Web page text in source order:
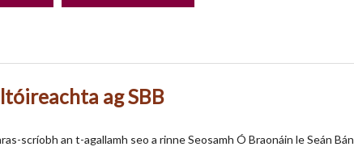
ag SBB
scríobh an t-agallamh seo a rinne Seosamh Ó Braonáin le Seán Bán